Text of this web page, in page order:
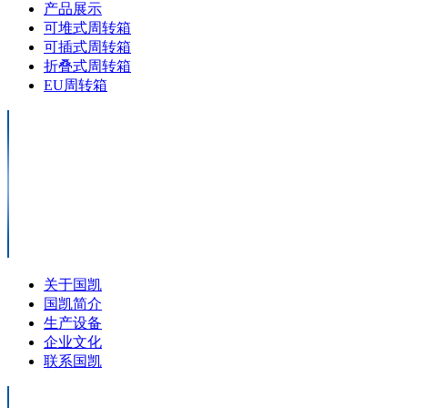
产品展示
可堆式周转箱
可插式周转箱
折叠式周转箱
EU周转箱
关于国凯
国凯简介
生产设备
企业文化
联系国凯